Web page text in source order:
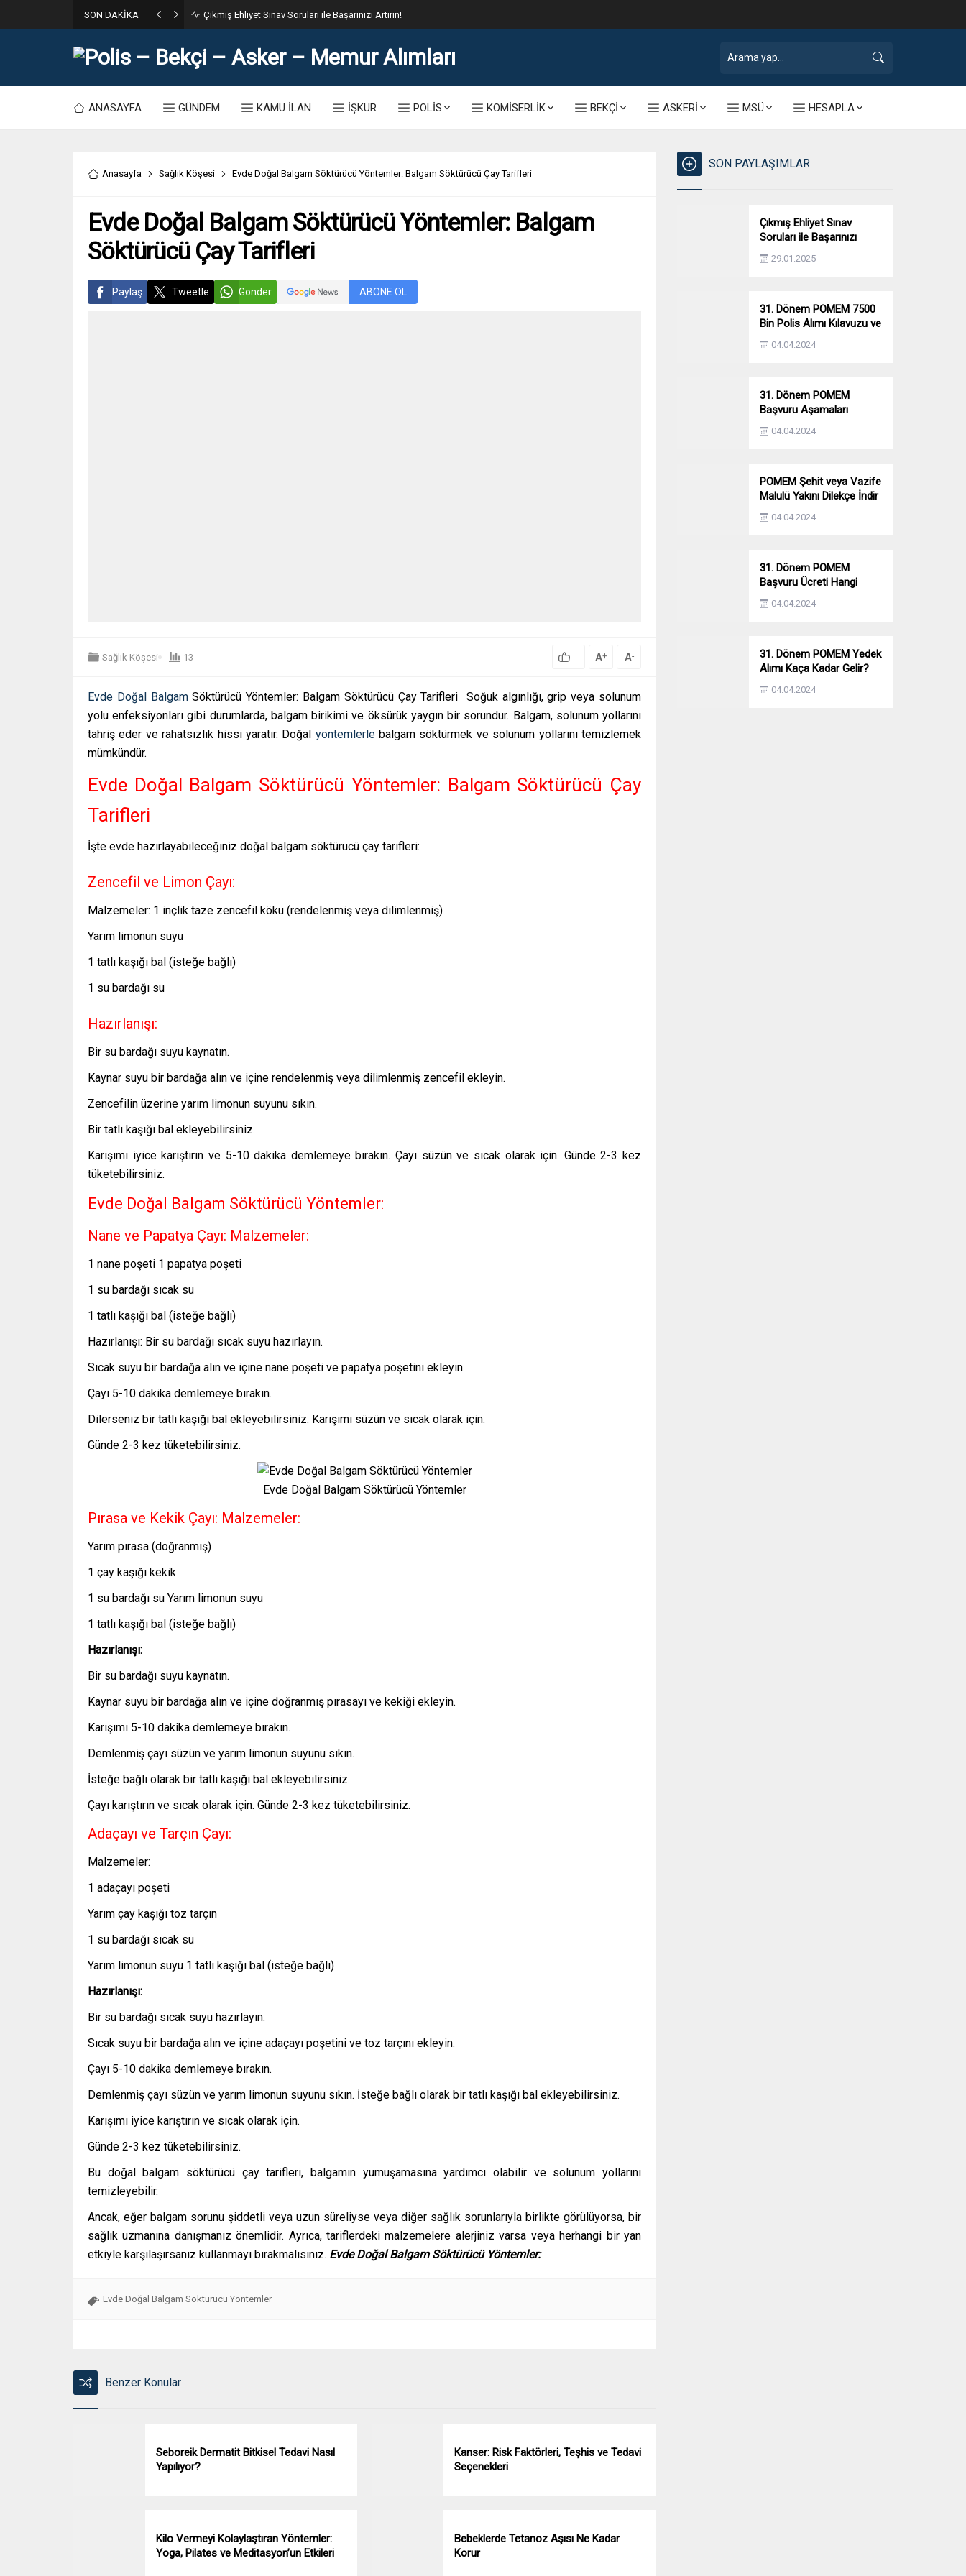
SON DAKİKA 31. Dönem POMEM 7500 Bin Polis Alımı Kılavuzu ve Başvuru Ekranı
ANASAYFA GÜNDEM KAMU İLAN İŞKUR POLİS KOMİSERLİK BEKÇİ ASKERİ MSÜ HESAPLA
Anasayfa Sağlık Köşesi Evde Doğal Balgam Söktürücü Yöntemler: Balgam Söktürücü Çay Tarifleri
Evde Doğal Balgam Söktürücü Yöntemler: Balgam
Söktürücü Çay Tarifleri
Paylaş Tweetle Gönder ABONE OL
Sağlık Köşesi 13 A+ A-
Evde Doğal BalgamSöktürücü Yöntemler: Balgam Söktürücü Çay Tarifleri Soğuk algınlığı, grip veya solunum
yolu enfeksiyonları gibi durumlarda, balgam birikimi ve öksürük yaygın bir sorundur. Balgam, solunum yollarını
tahriş eder ve rahatsızlık hissi yaratır. Doğal yöntemlerlebalgam söktürmek ve solunum yollarını temizlemek
mümkündür.
Evde Doğal Balgam Söktürücü Yöntemler: Balgam Söktürücü Çay
Tarifleri
İşte evde hazırlayabileceğiniz doğal balgam söktürücü çay tarifleri:
Zencefil ve Limon Çayı:
Malzemeler: 1 inçlik taze zencefil kökü (rendelenmiş veya dilimlenmiş)
Yarım limonun suyu
1 tatlı kaşığı bal (isteğe bağlı)
1 su bardağı su
Hazırlanışı:
Bir su bardağı suyu kaynatın.
Kaynar suyu bir bardağa alın ve içine rendelenmiş veya dilimlenmiş zencefil ekleyin.
Zencefilin üzerine yarım limonun suyunu sıkın.
Bir tatlı kaşığı bal ekleyebilirsiniz.
Karışımı iyice karıştırın ve 5-10 dakika demlemeye bırakın. Çayı süzün ve sıcak olarak için. Günde 2-3 kez
tüketebilirsiniz.
Evde Doğal Balgam Söktürücü Yöntemler:
Nane ve Papatya Çayı: Malzemeler:
1 nane poşeti 1 papatya poşeti
1 su bardağı sıcak su
1 tatlı kaşığı bal (isteğe bağlı)
Hazırlanışı: Bir su bardağı sıcak suyu hazırlayın.
Sıcak suyu bir bardağa alın ve içine nane poşeti ve papatya poşetini ekleyin.
Çayı 5-10 dakika demlemeye bırakın.
Dilerseniz bir tatlı kaşığı bal ekleyebilirsiniz. Karışımı süzün ve sıcak olarak için.
Günde 2-3 kez tüketebilirsiniz.
Evde Doğal Balgam Söktürücü Yöntemler
Pırasa ve Kekik Çayı: Malzemeler:
Yarım pırasa (doğranmış)
1 çay kaşığı kekik
1 su bardağı su Yarım limonun suyu
1 tatlı kaşığı bal (isteğe bağlı)
Hazırlanışı:
Bir su bardağı suyu kaynatın.
Kaynar suyu bir bardağa alın ve içine doğranmış pırasayı ve kekiği ekleyin.
Karışımı 5-10 dakika demlemeye bırakın.
Demlenmiş çayı süzün ve yarım limonun suyunu sıkın.
İsteğe bağlı olarak bir tatlı kaşığı bal ekleyebilirsiniz.
Çayı karıştırın ve sıcak olarak için. Günde 2-3 kez tüketebilirsiniz.
Adaçayı ve Tarçın Çayı:
Malzemeler:
1 adaçayı poşeti
Yarım çay kaşığı toz tarçın
1 su bardağı sıcak su
Yarım limonun suyu 1 tatlı kaşığı bal (isteğe bağlı)
Hazırlanışı:
Bir su bardağı sıcak suyu hazırlayın.
Sıcak suyu bir bardağa alın ve içine adaçayı poşetini ve toz tarçını ekleyin.
Çayı 5-10 dakika demlemeye bırakın.
Demlenmiş çayı süzün ve yarım limonun suyunu sıkın. İsteğe bağlı olarak bir tatlı kaşığı bal ekleyebilirsiniz.
Karışımı iyice karıştırın ve sıcak olarak için.
Günde 2-3 kez tüketebilirsiniz.
Bu doğal balgam söktürücü çay tarifleri, balgamın yumuşamasına yardımcı olabilir ve solunum yollarını
temizleyebilir.
Ancak, eğer balgam sorunu şiddetli veya uzun süreliyse veya diğer sağlık sorunlarıyla birlikte görülüyorsa, bir
sağlık uzmanına danışmanız önemlidir. Ayrıca, tariflerdeki malzemelere alerjiniz varsa veya herhangi bir yan
etkiyle karşılaşırsanız kullanmayı bırakmalısınız. Evde Doğal Balgam Söktürücü Yöntemler:
Evde Doğal Balgam Söktürücü Yöntemler
Benzer Konular
Seboreik Dermatit Bitkisel Tedavi Nasıl
Yapılıyor?
Kanser: Risk Faktörleri, Teşhis ve Tedavi
Seçenekleri
Kilo Vermeyi Kolaylaştıran Yöntemler:
Yoga, Pilates ve Meditasyon’un Etkileri
Bebeklerde Tetanoz Aşısı Ne Kadar
Korur
SON PAYLAŞIMLAR
Çıkmış Ehliyet Sınav
Soruları ile Başarınızı
Artırın!
29.01.2025
31. Dönem POMEM 7500
Bin Polis Alımı Kılavuzu ve
Başvuru Ekranı
04.04.2024
31. Dönem POMEM
Başvuru Aşamaları
Nelerdir? Ön Sağlık –
Parkur – Mülakat
04.04.2024
POMEM Şehit veya Vazife
Malulü Yakını Dilekçe İndir
04.04.2024
31. Dönem POMEM
Başvuru Ücreti Hangi
Bankaya Yatırılacak?
04.04.2024
31. Dönem POMEM Yedek
Alımı Kaça Kadar Gelir?
Yıllara Göre Yedek Alımı
04.04.2024